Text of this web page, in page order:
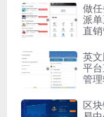
做
派
直
英
平
管
区